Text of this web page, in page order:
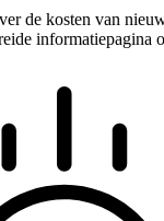
de kosten van
informatiepagina